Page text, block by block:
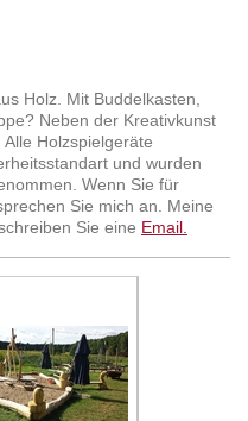
Holz. Mit Buddelkasten,
Neben der Kreativkunst
Holzspielgeräte
und wurden
Wenn Sie für
Sie mich an. Meine
Sie eine Email.